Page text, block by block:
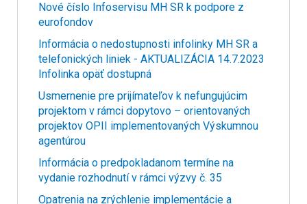
Nové číslo Infoservisu MH SR k podpore z
eurofondov
Informácia o nedostupnosti infolinky MH SR a
telefonických liniek - AKTUALIZÁCIA 14.7.2023
Infolinka opäť dostupná
Usmernenie pre prijímateľov k nefungujúcim
projektom v rámci dopytovo – orientovaných
projektov OPII implementovaných Výskumnou
agentúrou
Informácia o predpokladanom termíne na
vydanie rozhodnutí v rámci výzvy č. 35
Opatrenia na zrýchlenie implementácie a